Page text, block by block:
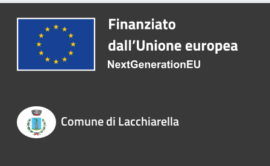
Comune di Lacchiarella